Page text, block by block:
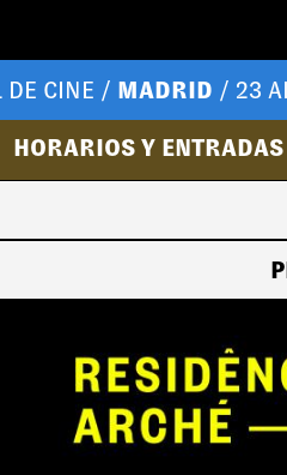
DE CINE / MADRID / 23
HORARIOS Y ENTRADAS